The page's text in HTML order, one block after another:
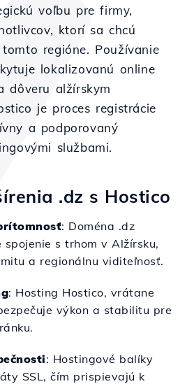
voľbu pre firmy,
ktorí sa chcú
regióne. Používanie
lokalizovanú online
dôveru alžírskym
je proces registrácie
a podporovaný
službami.
.dz s Hostico
: Doména .dz
s trhom v Alžírsku,
a regionálnu viditeľnosť.
: Hosting Hostico, vrátane
výkon a stabilitu pre
: Hostingové balíky
SSL, čím prispievajú k